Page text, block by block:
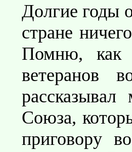
Долгие годы
стране
Помню, как
ветеранов
Союза,
приговору